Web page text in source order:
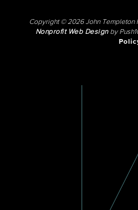
Copyright © 2026 John Templeton
Nonprofit Web Designby